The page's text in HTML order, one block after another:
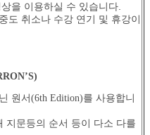
을 이용하실 수 있습니다.
도 취소나 수강 연기 및 휴강이
원서(6th Edition)를 사용합니
지문등의 순서 등이 다소 다를